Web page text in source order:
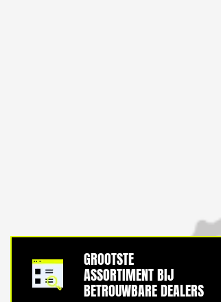
GROOTSTE
ASSORTIMENT BIJ
BETROUWBARE DEALERS